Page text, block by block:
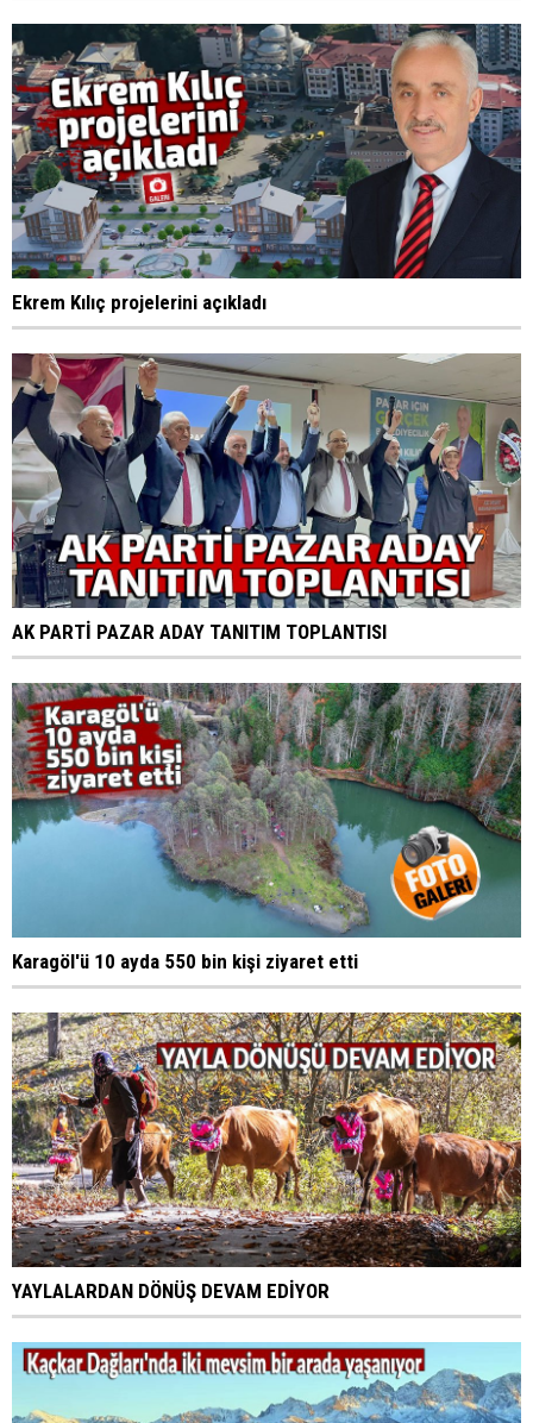
Ekrem Kılıç projelerini açıkladı
AK PARTİ PAZAR ADAY TANITIM TOPLANTISI
Karagöl'ü 10 ayda 550 bin kişi ziyaret etti
YAYLALARDAN DÖNÜŞ DEVAM EDİYOR